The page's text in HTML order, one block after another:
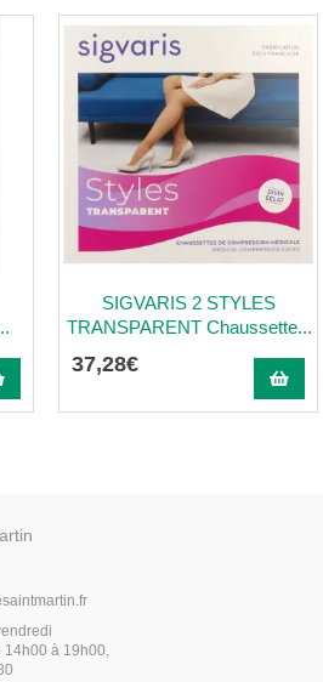
SIGVARIS 2 STYLES
TRANSPARENT Chaussette...
37,28€
14h00 à 19h00,